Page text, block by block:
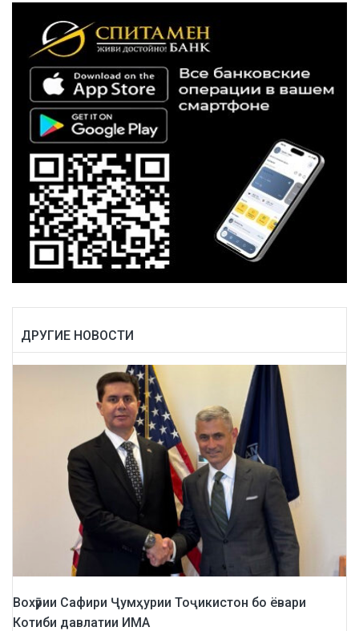
ДРУГИЕ НОВОСТИ
Вохӯрии Сафири Ҷумҳурии Тоҷикистон бо ёвари
Котиби давлатии ИМА